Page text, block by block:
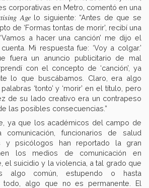
corporativas en Metro, comentó en una
Age lo siguiente: “Antes de que se
de ‘Formas tontas de morir’, recibí una
a hacer una canción’ me dijo el
Mi respuesta fue: ‘Voy a colgar.’
fuera un anuncio publicitario de mal
con el concepto de ‘canción’, ya
lo que buscábamos. Claro, era algo
‘tonto’ y ‘morir’ en el título, pero
de su lado creativo era un contrapeso
las posibles consecuencias.”
ya que los académicos del campo de
funcionarios de salud
y psicólogos han reportado la gran
los medios de comunicación en
el suicidio y la violencia, a tal grado que
algo común, estupendo o hasta
todo, algo que no es permanente. El